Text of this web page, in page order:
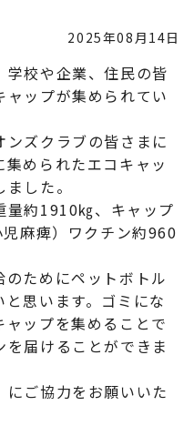
2025年08月14日
学校や企業、住民の皆
ップが集められてい
ズクラブの皆さまに
められたエコキャッ
した。
約1910㎏、キャップ
麻痺）ワクチン約960
ためにペットボトル
思います。ゴミにな
ップを集めることで
届けることができま
ご協力をお願いいた